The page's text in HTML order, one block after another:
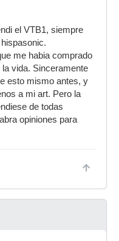
el VTB1, siempre
me habia comprado
vida. Sinceramente
esto mismo antes, y
a mi art. Pero la
de todas
opiniones para